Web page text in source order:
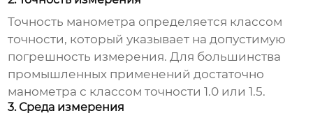
Точность манометра определяется классом
точности, который указывает на допустимую
погрешность измерения. Для большинства
промышленных применений достаточно
манометра с классом точности 1.0 или 1.5.
3. Среда измерения